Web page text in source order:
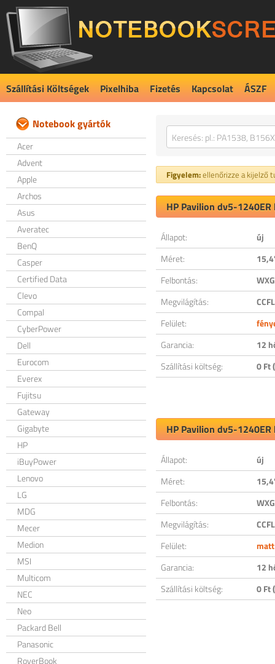
Szállítási Költségek Pixelhiba Fizetés Kapcsolat ÁSZF
Notebook gyártók
Acer
Advent
Apple
Archos
Asus
Averatec
BenQ
Casper
Certified Data
Clevo
Compal
CyberPower
Dell
Eurocom
Everex
Fujitsu
Gateway
Gigabyte
HP
iBuyPower
Lenovo
LG
MDG
Mecer
Medion
MSI
Multicom
NEC
Neo
Packard Bell
Panasonic
RoverBook
Figyelem:ellenőrizze a kijelző
HP Pavilion dv5-
Állapot:
új
Méret:
Felbontás:
Megvilágítás:
CCFL
Felület:
Garancia:
12
Szállítási költség:
0 Ft
HP Pavilion dv5-
Állapot:
új
Méret:
Felbontás:
Megvilágítás:
CCFL
Felület:
matt
Garancia:
12
Szállítási költség:
0 Ft